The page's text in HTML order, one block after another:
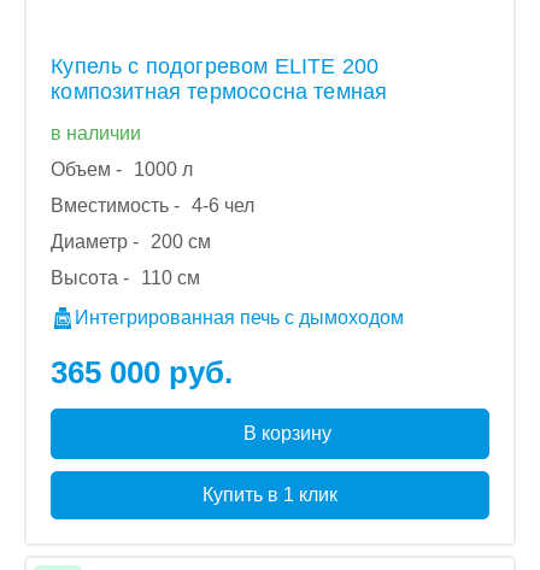
Купель с подогревом ELITE 200
композитная термососна темная
в наличии
Объем -
1000 л
Вместимость - 4-6 чел
Диаметр -
200 см
Высота -
110 см
Интегрированная печь с дымоходом
365 000 руб.
В корзину
Купить в 1 клик